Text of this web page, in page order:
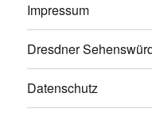
Impressum
Dresdner
Datenschutz